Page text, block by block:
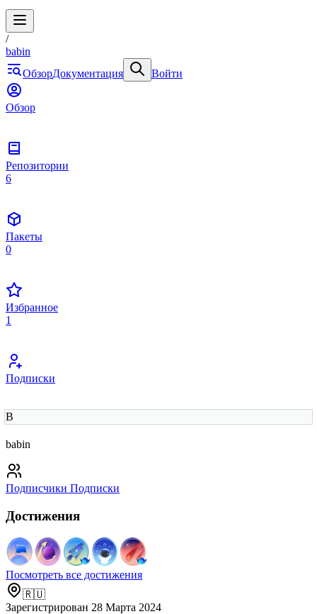
/
babin
ОбзорДокументация Войти
Обзор
Репозитории
6
Пакеты
0
Избранное
1
Подписки
B
babin
Подписчики Подписки
Достижения
Посмотреть все достижения
🇷🇺
Зарегистрирован 28 Марта 2024